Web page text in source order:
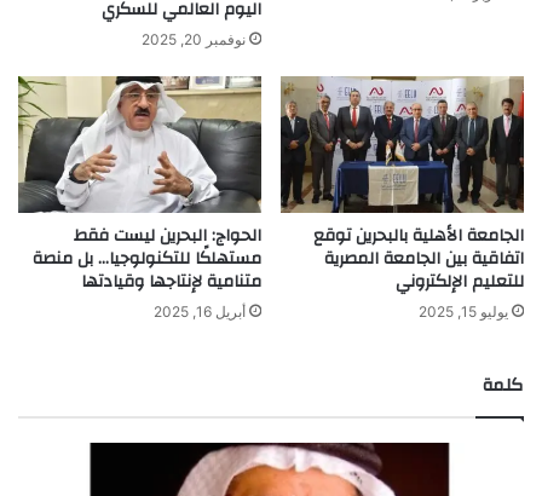
اليوم العالمي للسكري
نوفمبر 20, 2025
الجامعة الأهلية بالبحرين توقع
اتفاقية بين الجامعة المصرية
للتعليم الإلكتروني
يوليو 15, 2025
الحواج: البحرين ليست فقط
مستهلكًا للتكنولوجيا… بل منصة
متنامية لإنتاجها وقيادتها
أبريل 16, 2025
كلمة